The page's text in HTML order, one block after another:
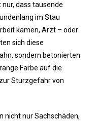
dass tausende
im Stau
kamen, Arzt – oder
sich diese
sondern betonierten
Farbe auf die
Sturzgefahr von
nicht nur Sachschäden,